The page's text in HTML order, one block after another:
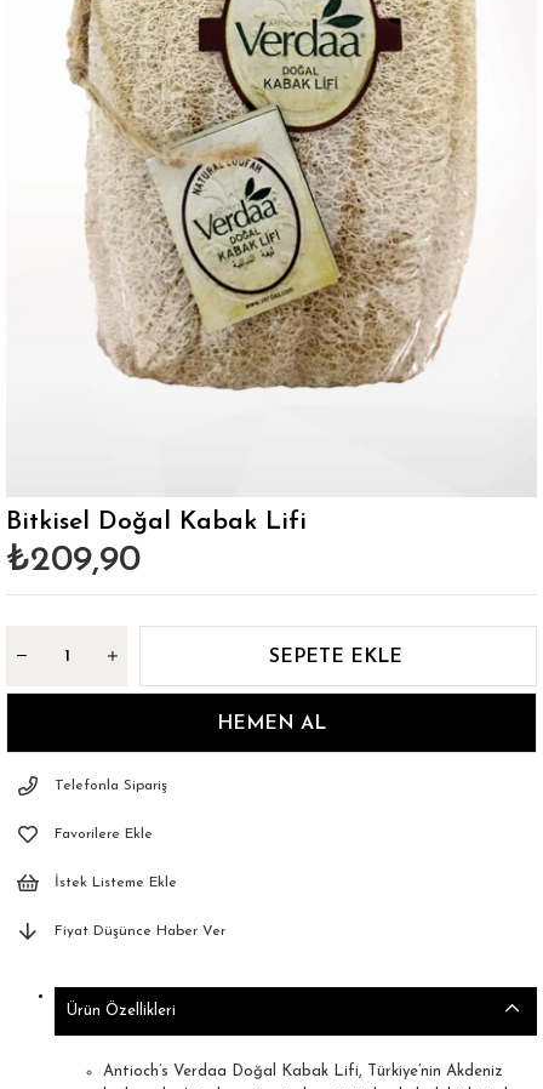
Bitkisel Doğal Kabak Lifi
₺209,90
Telefonla Sipariş
Favorilere Ekle
İstek Listeme Ekle
Fiyat Düşünce Haber Ver
Ürün Özellikleri
Antioch’s Verdaa Doğal Kabak Lifi, Türkiye’nin Akdeniz